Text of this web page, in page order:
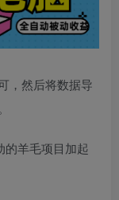
，然后将数据导
的羊毛项目加起